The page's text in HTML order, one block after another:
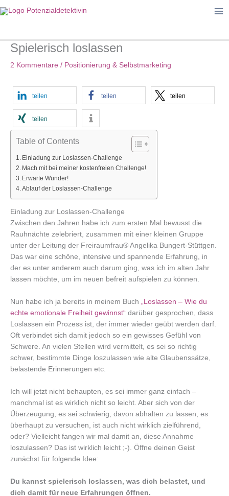
Inhalt
Spielerisch loslassen
2 Kommentare / Positionierung & Selbstmarketing
teilen teilen teilen
teilen
Table of Contents
Einladung zur Loslassen-Challenge
Mach mit bei meiner kostenfreien Challenge!
Erwarte Wunder!
Ablauf der Loslassen-Challenge
Einladung zur Loslassen-Challenge
Zwischen den Jahren habe ich zum ersten Mal bewusst die
Rauhnächte zelebriert, zusammen mit einer kleinen Gruppe
unter der Leitung der Freiraumfrau® Angelika Bungert-Stüttgen.
Das war eine schöne, intensive und spannende Erfahrung, in
der es unter anderem auch darum ging, was ich im alten Jahr
lassen möchte, um im neuen befreit aufspielen zu können.
Nun habe ich ja bereits in meinem Buch
„Loslassen – Wie du
echte emotionale Freiheit gewinnst“ darüber gesprochen, dass
Loslassen ein Prozess ist, der immer wieder geübt werden darf.
Oft verbindet sich damit jedoch so ein gewisses Gefühl von
Schwere. An vielen Stellen wird vermittelt, es sei so richtig
schwer, bestimmte Dinge loszulassen wie alte Glaubenssätze,
belastende Erinnerungen etc.
Ich will jetzt nicht behaupten, es sei immer ganz einfach –
manchmal ist es wirklich nicht so leicht. Aber sich von der
Überzeugung, es sei schwierig, davon abhalten zu lassen, es
überhaupt zu versuchen, ist auch nicht wirklich zielführend,
oder? Vielleicht fangen wir mal damit an, diese Annahme
loszulassen? Das ist wirklich leicht ;-). Öffne deinen Geist
zunächst für folgende Idee:
Du kannst spielerisch loslassen, was dich belastet, und
dich damit für neue Erfahrungen öffnen.